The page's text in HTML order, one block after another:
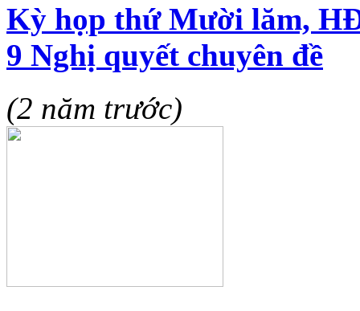
Kỳ họp thứ Mười lăm,
9 Nghị quyết chuyên đề
(2 năm trước)